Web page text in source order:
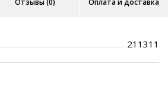
Отзывы (0) Оплата и доставка
211311